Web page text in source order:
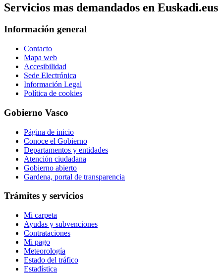
Servicios mas demandados en Euskadi.eus
Información general
Contacto
Mapa web
Accesibilidad
Sede Electrónica
Información Legal
Política de cookies
Gobierno Vasco
Página de inicio
Conoce el Gobierno
Departamentos y entidades
Atención ciudadana
Gobierno abierto
Gardena, portal de transparencia
Trámites y servicios
Mi carpeta
Ayudas y subvenciones
Contrataciones
Mi pago
Meteorología
Estado del tráfico
Estadística